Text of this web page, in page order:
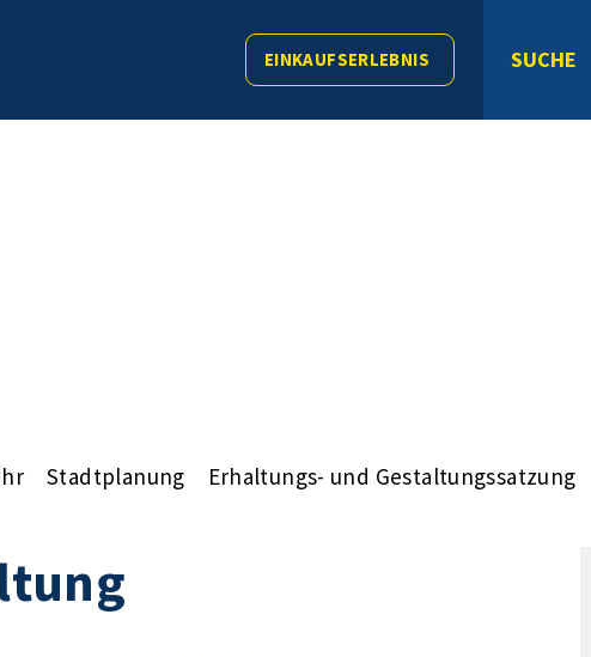
EINKAUFSERLEBNIS SUCHE
Stadtplanung Erhaltungs- und Gestaltungssatzung